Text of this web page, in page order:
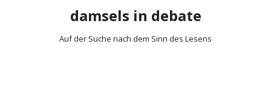
damsels in debate
Auf der Suche nach dem Sinn des Lesens